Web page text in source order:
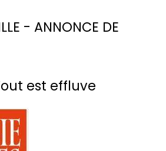
- ANNONCE DE
est effluve